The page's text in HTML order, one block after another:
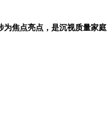
焦点亮点，是沉视质量家